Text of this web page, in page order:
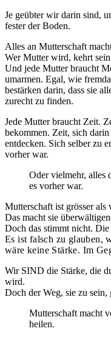
Je geübter wir darin sind,
fester der Boden.
Alles an Mutterschaft
Wer Mutter wird, kehrt sein
Und jede Mutter braucht
umarmen. Egal, wie
bestärken darin, dass sie
zurecht zu finden.
Jede Mutter braucht Zeit.
bekommen. Zeit, sich
entdecken. Sich selber zu
vorher war.
Oder vielmehr, alles
es vorher war.
Mutterschaft ist grösser
Das macht sie
Doch das stimmt nicht.
Es ist falsch zu glauben,
wäre keine Stärke. Im
Wir SIND die Stärke, die
wird.
Doch der Weg, sie zu sein,
Mutterschaft macht
heilen.